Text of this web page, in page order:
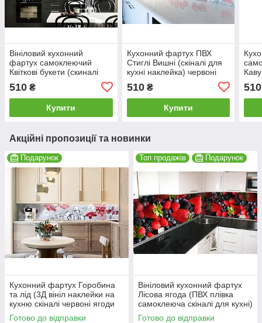
Вініловий кухонний
фартух самоклеючий
Квіткові букети (скиналі
для кухні наклейка ПВХ)
білий 600*2000 мм
510 ₴
Купити
Кухонний фартух ПВХ
Стиглі Вишні (скіналі для
кухні наклейка) червоні
Блакитний 600*2000 мм
510₴
Купити
510
Акційні пропозиції та новинки
Подарунок
Кухонний фартух Горобина
та лід (3Д вініл наклейки на
кухню скіналі червоні ягоди
кубики льоду) 600*2000мм
Готово до відправки
Топ продажів Подарунок
Вініловий кухонний фартух
Лісова ягода (ПВХ плівка
самоклеюча скіналі для кухні)
600*2000 мм
Готово до відправки